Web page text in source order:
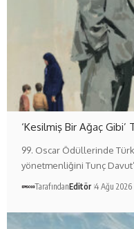
‘Kesilmiş Bir Ağaç Gibi’
99. Oscar Ödüllerinde
yönetmenliğini Tunç
TarafındanEditör 4 Ağu 2026